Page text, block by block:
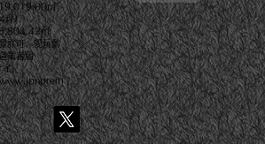
19,019.00㎡
坪）
㎡
許可、愛玩動
業者届
イ